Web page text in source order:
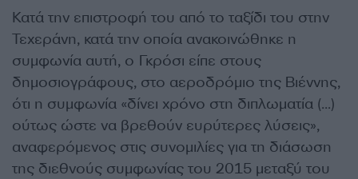
Κατά την επιστροφή του από το ταξίδι του στην
Τεχεράνη, κατά την οποία ανακοινώθηκε η
συμφωνία αυτή, ο Γκρόσι είπε στους
δημοσιογράφους, στο αεροδρόμιο της Βιέννης,
ότι η συμφωνία «δίνει χρόνο στη διπλωματία (…)
ούτως ώστε να βρεθούν ευρύτερες λύσεις»,
αναφερόμενος στις συνομιλίες για τη διάσωση
της διεθνούς συμφωνίας του 2015 μεταξύ του